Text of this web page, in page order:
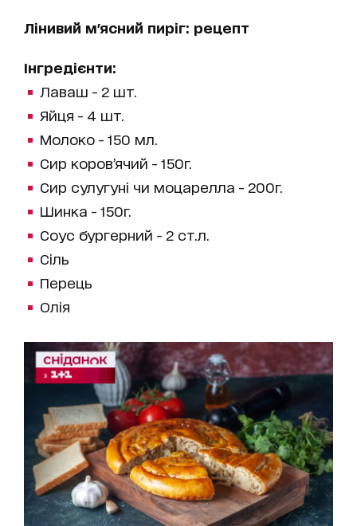
Лінивий м'ясний пиріг: рецепт
Інгредієнти:
Лаваш - 2 шт.
Яйця - 4 шт.
Молоко - 150 мл.
Сир коров’ячий - 150г.
Сир сулугуні чи моцарелла - 200г.
Шинка - 150г.
Соус бургерний - 2 ст.л.
Сіль
Перець
Олія